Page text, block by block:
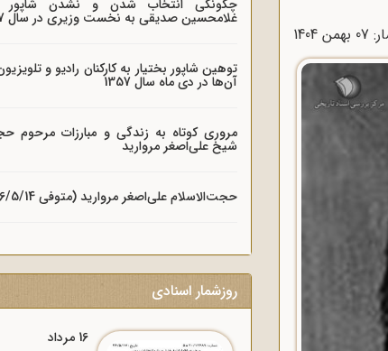
چگونگی انتخاب شدن و نشدن شاپور
غلامحسین صدیقی به نخست وزیری در سال 1357
توهین شاپور بختیار به کارکنان رادیو و
آن‌ها در دی ماه سال 1357
مروری کوتاه به زندگی و مبارزات مرحوم
شیخ علی‌اصغر مروارید
حجت‌الاسلام علی‌اصغر مروارید (متوفی 1396/5/14)
روزشمار اسنادی
16 مرداد